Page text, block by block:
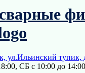
ул.Ильинский тупик,
СБ с 10:00 до 14:00